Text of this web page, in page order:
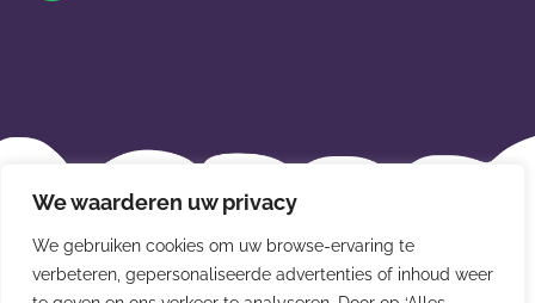
We waarderen uw privacy
We gebruiken cookies om uw browse-ervaring te
verbeteren, gepersonaliseerde advertenties of inhoud weer
Beleidsverklaring
Privacybeleid
Disclaimer